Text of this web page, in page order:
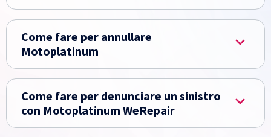
Come fare per annullare
Motoplatinum
Come fare per denunciare un sinistro
con Motoplatinum WeRepair